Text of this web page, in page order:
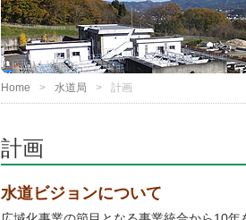
Home 水道局 計画
計画
水道ビジョンについて